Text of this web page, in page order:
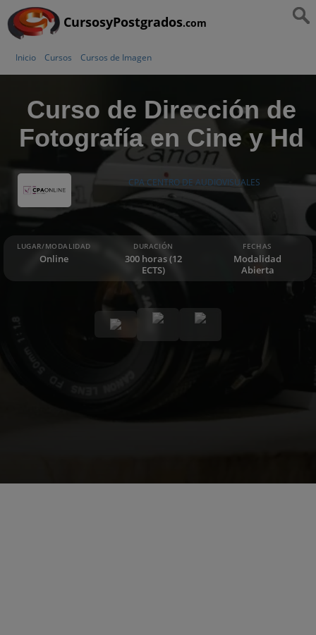
CursosyPostgrados.com
Inicio Cursos Cursos de Imagen
Curso de Dirección de
Fotografía en Cine y Hd
CPA CENTRO DE AUDIOVISUALES
LUGAR/MODALIDAD
Online
DURACIÓN
300 horas (12
ECTS)
FECHAS
Modalidad
Abierta